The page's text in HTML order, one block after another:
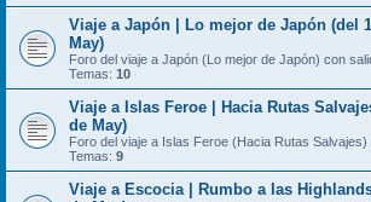
Viaje a Japón | Lo mejor de Japón (del
May)
Foro del viaje a Japón (Lo mejor de Japón) con
Temas: 10
Viaje a Islas Feroe | Hacia Rutas
de May)
Foro del viaje a Islas Feroe (Hacia Rutas
Temas: 9
Viaje a Escocia | Rumbo a las